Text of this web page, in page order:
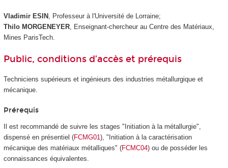
Vladimir ESIN , Professeur à l'Université de Lorraine;
Thilo MORGENEYER, Enseignant-chercheur au Centre des Matériaux,
Mines ParisTech.
Public, conditions d’accès et prérequis
Techniciens supérieurs et ingénieurs des industries métallurgique et
mécanique.
Prérequis
Il est recommandé de suivre les stages "Initiation à la métallurgie",
dispensé en présentiel (FCMG01), "Initiation à la caractérisation
mécanique des matériaux métalliques" (FCMC04) ou de posséder les
connaissances équivalentes.